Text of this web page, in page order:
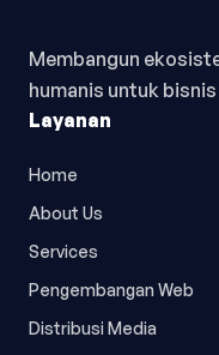
Membangun
humanis untuk
Layanan
Home
About Us
Services
Pengembangan Web
Distribusi Media